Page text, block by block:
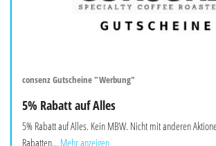
consenz Gutscheine "Werbung"
5% Rabatt auf Alles
5% Rabatt auf Alles. Kein MBW. Nicht mit anderen
Rabatten... Mehr anzeigen